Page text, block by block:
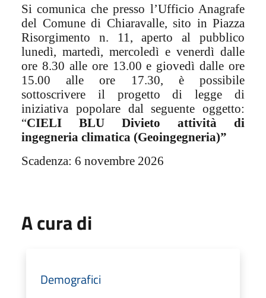
Si comunica che presso l’Ufficio Anagrafe
del Comune di Chiaravalle, sito in Piazza
Risorgimento n. 11, aperto al pubblico
lunedì, martedì, mercoledì e venerdì dalle
ore 8.30 alle ore 13.00 e giovedì dalle ore
15.00 alle ore 17.30, è possibile
sottoscrivere il progetto di legge di
iniziativa popolare dal seguente oggetto:
“CIELI BLU Divieto attività di
ingegneria climatica (Geoingegneria)”
Scadenza: 6 novembre 2026
A cura di
Demografici